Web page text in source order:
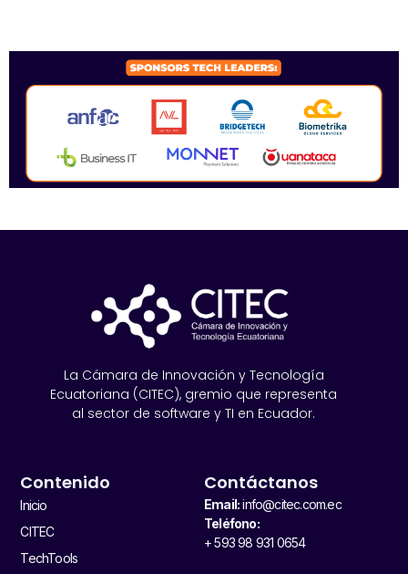
La Cámara de Innovación y Tecnología
Ecuatoriana (CITEC), gremio que representa
al sector de software y TI en Ecuador.
Contenido
Inicio
CITEC
TechTools
Contáctanos
Email:info@citec.com.ec
Teléfono:
+ 593 98 931 0654